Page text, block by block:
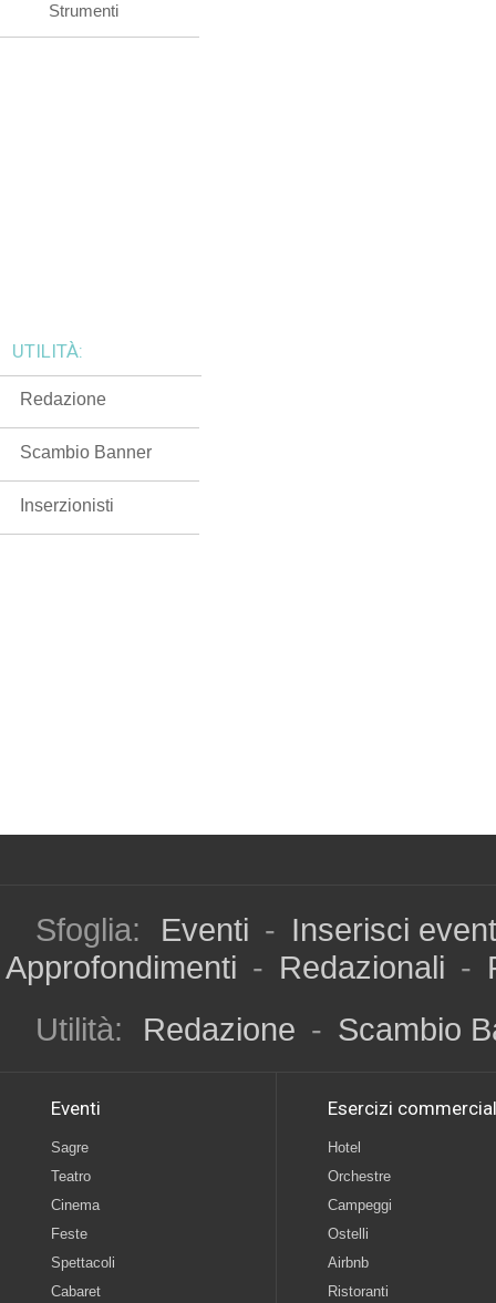
Strumenti
UTILITÀ:
Redazione
Scambio Banner
Inserzionisti
Sfoglia: Eventi - Inserisci
Approfondimenti - Redazionali -
Utilità:
Redazione - Scambio
Eventi
Sagre
Teatro
Cinema
Feste
Spettacoli
Cabaret
Esercizi
Hotel
Orchestre
Campeggi
Ostelli
Airbnb
Ristoranti